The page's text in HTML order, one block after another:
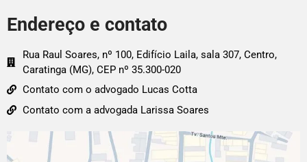
Endereço e contato
Rua Raul Soares, nº 100, Edifício Laila, sala 307, Centro,
Caratinga (MG), CEP nº 35.300-020
Contato com o advogado Lucas Cotta
Contato com a advogada Larissa Soares